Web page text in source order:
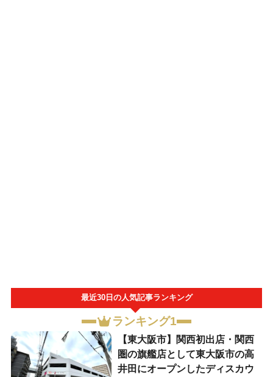
最近30日の人気記事ランキング
ランキング1
【東大阪市】関西初出店・関西
圏の旗艦店として東大阪市の高
井田にオープンしたディスカウ